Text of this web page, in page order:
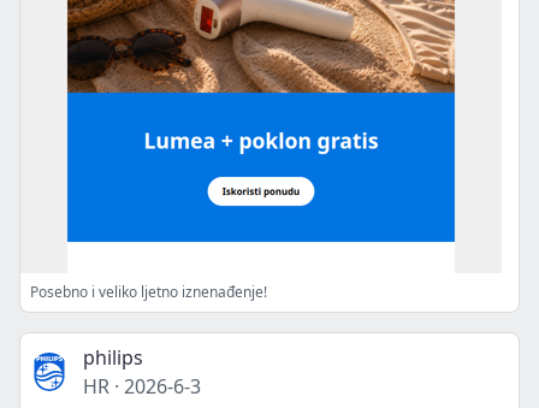
Posebno i veliko ljetno iznenađenje!
philips
HR · 2026-6-3